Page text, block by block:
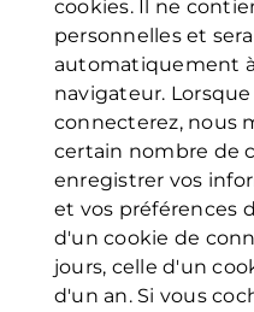
cookies. Il ne
personnelles et
automatiquement
navigateur.
connecterez, nous
certain nombre de
enregistrer vos
et vos préférences
d'un cookie de
jours, celle d'un
d'un an. Si vous